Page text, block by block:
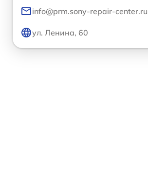
info@prm.sony-repair-center.ru
ул. Ленина, 60